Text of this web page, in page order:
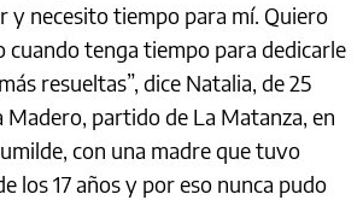
y necesito tiempo para mí. Quiero
cuando tenga tiempo para dedicarle
resueltas”, dice Natalia, de 25
Madero, partido de La Matanza, en
con una madre que tuvo
los 17 años y por eso nunca pudo